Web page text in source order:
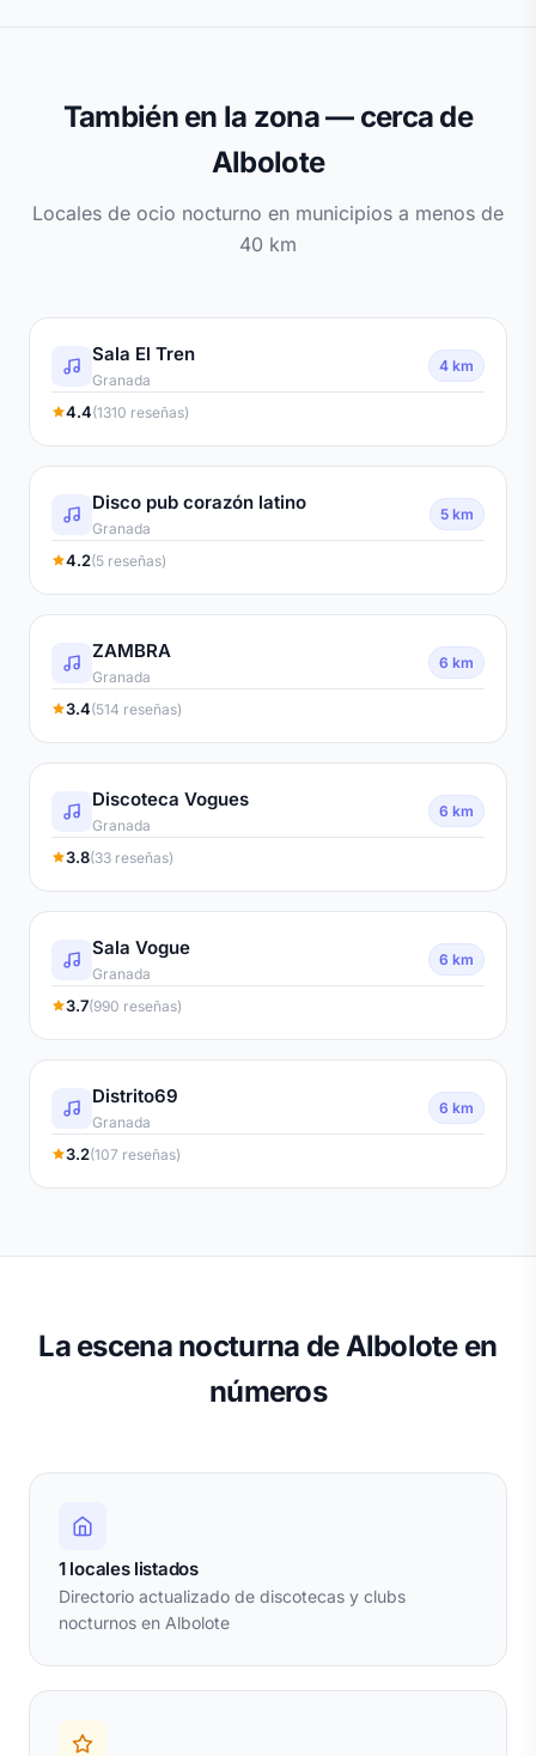
También en la zona — cerca de
Albolote
Locales de ocio nocturno en municipios a menos de
40 km
Sala El Tren
Granada
4 km
4.4(1310 reseñas)
Disco pub corazón latino
Granada
5 km
4.2(5 reseñas)
ZAMBRA
Granada
6 km
3.4(514 reseñas)
Discoteca Vogues
Granada
6 km
3.8(33 reseñas)
Sala Vogue
Granada
6 km
3.7(990 reseñas)
Distrito69
Granada
6 km
3.2(107 reseñas)
La escena nocturna de Albolote en
números
1 locales listados
Directorio actualizado de discotecas y clubs
nocturnos en Albolote